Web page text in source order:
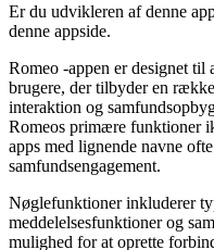
Er du udvikleren af denne
denne appside.
Romeo -appen er designet
brugere, der tilbyder en
interaktion og
Romeos primære funktioner
apps med lignende navne
samfundsengagement.
Nøglefunktioner inkluderer
meddelelsesfunktioner og
mulighed for at oprette